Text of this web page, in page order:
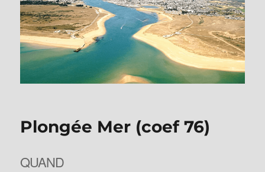
Plongée Mer (coef 76)
QUAND